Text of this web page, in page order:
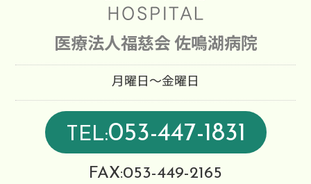
医療法人福慈会 佐鳴湖病院
月曜日～金曜日
TEL:053-447-1831
FAX:053-449-2165